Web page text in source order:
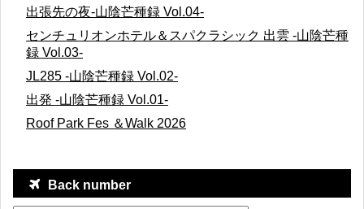
出張先の夜-山陰芒種録 Vol.04-
センチュリオンホテル＆スパクラシック 出雲 -山陰芒種
録 Vol.03-
JL285 -山陰芒種録 Vol.02-
出発 -山陰芒種録 Vol.01-
Roof Park Fes ＆Walk 2026
Back number